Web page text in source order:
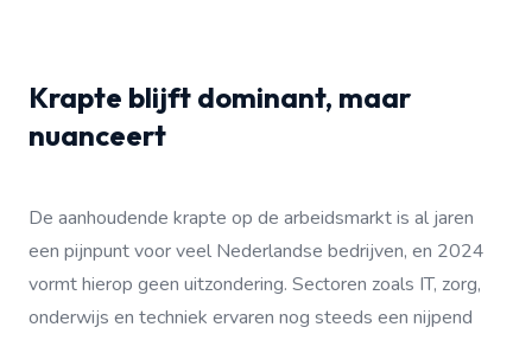
Krapte blijft dominant, maar
nuanceert
De aanhoudende krapte op de arbeidsmarkt is al jaren
een pijnpunt voor veel Nederlandse bedrijven, en 2024
vormt hierop geen uitzondering. Sectoren zoals IT, zorg,
onderwijs en techniek ervaren nog steeds een nijpend